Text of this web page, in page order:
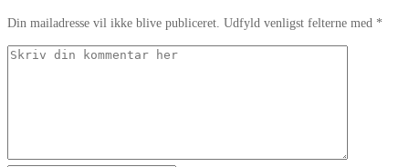
Din mailadresse vil ikke blive publiceret. Udfyld venligst felterne med *